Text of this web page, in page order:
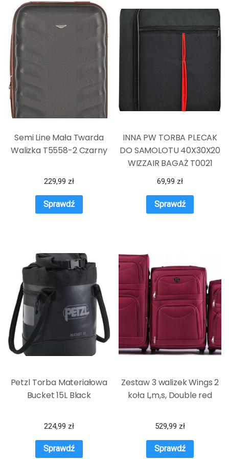
Semi Line Mała Twarda
Walizka T5558-2 Czarny
229,99 zł
Sprawdź
INNA PW TORBA PLECAK
DO SAMOLOTU 40X30X20
WIZZAIR BAGAŻ T0021
69,99 zł
Sprawdź
Petzl Torba Materiałowa
Bucket 15L Black
224,99 zł
Sprawdź
Zestaw 3 walizek Wings 2
koła L,m,s, Double red
529,99 zł
Sprawdź